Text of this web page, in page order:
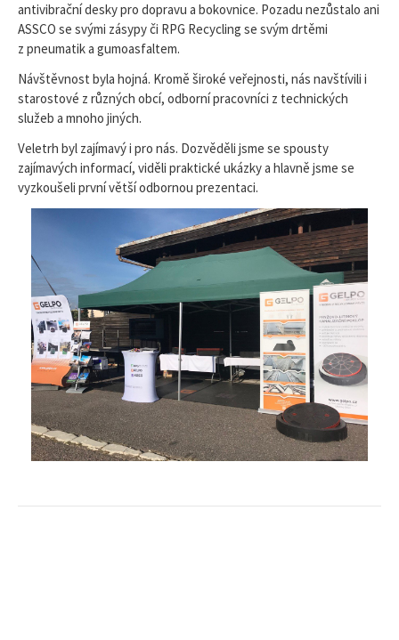
Vyhledávání na webu
antivibrační desky pro dopravu a bokovnice. Pozadu nezůstalo ani
ASSCO se svými zásypy či RPG Recycling se svým drtěmi
z pneumatik a gumoasfaltem.
Návštěvnost byla hojná. Kromě široké veřejnosti, nás navštívili i
starostové z různých obcí, odborní pracovníci z technických
služeb a mnoho jiných.
Veletrh byl zajímavý i pro nás. Dozvěděli jsme se spousty
zajímavých informací, viděli praktické ukázky a hlavně jsme se
vyzkoušeli první větší odbornou prezentaci.